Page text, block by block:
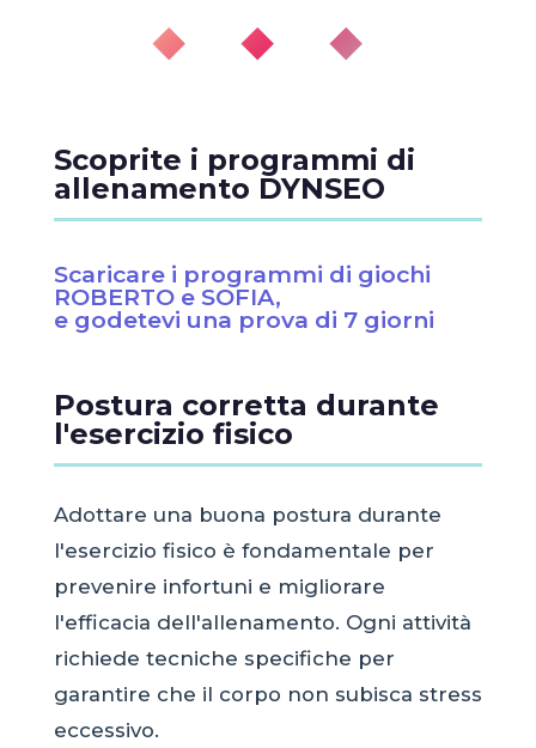
◆ ◆ ◆
Scoprite i programmi di
allenamento DYNSEO
Scaricare i programmi di giochi
ROBERTO e SOFIA,
e godetevi una prova di 7 giorni
Postura corretta durante
l'esercizio fisico
Adottare una buona postura durante
l'esercizio fisico è fondamentale per
prevenire infortuni e migliorare
l'efficacia dell'allenamento. Ogni attività
richiede tecniche specifiche per
garantire che il corpo non subisca stress
eccessivo.